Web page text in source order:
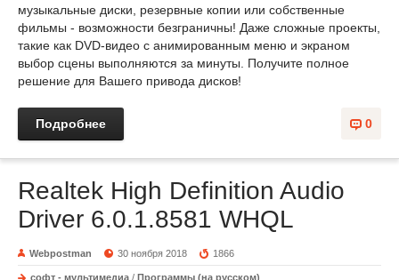
музыкальные диски, резервные копии или собственные
фильмы - возможности безграничны! Даже сложные проекты,
такие как DVD-видео с анимированным меню и экраном
выбор сцены выполняются за минуты. Получите полное
решение для Вашего привода дисков!
0
Подробнее
Realtek High Definition Audio
Driver 6.0.1.8581 WHQL
Webpostman 30 ноября 2018 1866
софт - мультимедиа / Программы (на русском)